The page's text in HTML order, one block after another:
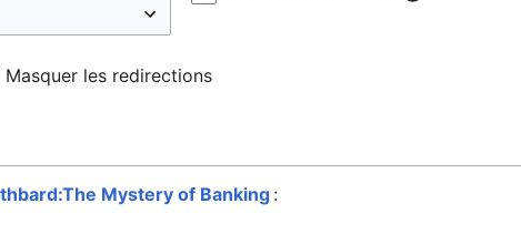
Masquer les redirections
Mystery of Banking :